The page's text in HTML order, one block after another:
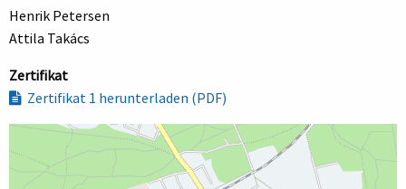
Henrik Petersen
Attila Takács
Zertifikat
Zertifikat 1 herunterladen (PDF)